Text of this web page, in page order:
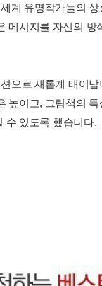
계 유명작가들의
메시지를 자신의
으로 새롭게 태어
높이고, 그림책의
수 있도록 했습니다.